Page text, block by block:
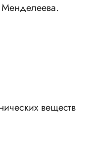
веществ